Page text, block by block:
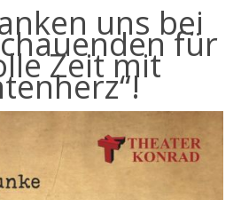
uns bei
für
Zeit mit